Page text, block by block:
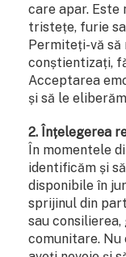
care apar. Este
tristețe, furie
Permiteți-vă să
conștientizați,
Acceptarea
și să le
2. Înțelegerea
În momentele
identificăm și
disponibile în
sprijinul din
sau
comunitare.